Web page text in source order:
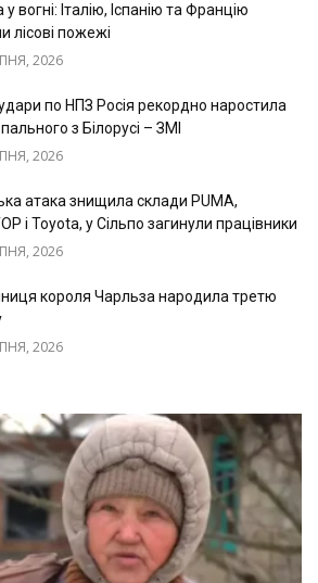
вогні: Італію, Іспанію та Францію
лісові пожежі
2026
по НПЗ Росія рекордно наростила
з Білорусі – ЗМІ
2026
атака знищила склади PUMA,
і Toyota, у Сільпо загинули працівники
2026
короля Чарльза народила третю
2026